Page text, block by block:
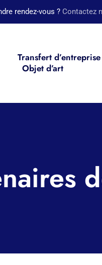
rendez-vous ? Contactez
Transfert d’entreprise
Objet d’art